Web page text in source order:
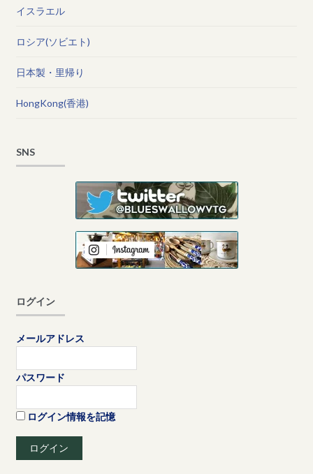
イスラエル
ロシア(ソビエト)
日本製・里帰り
HongKong(香港)
SNS
ログイン
メールアドレス
パスワード
ログイン情報を記憶